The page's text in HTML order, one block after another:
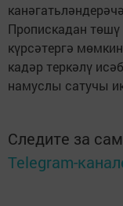
Пропискадан
күрсәтергә
кадәр теркәлү
намуслы сатучы
Следите за
Telegram-